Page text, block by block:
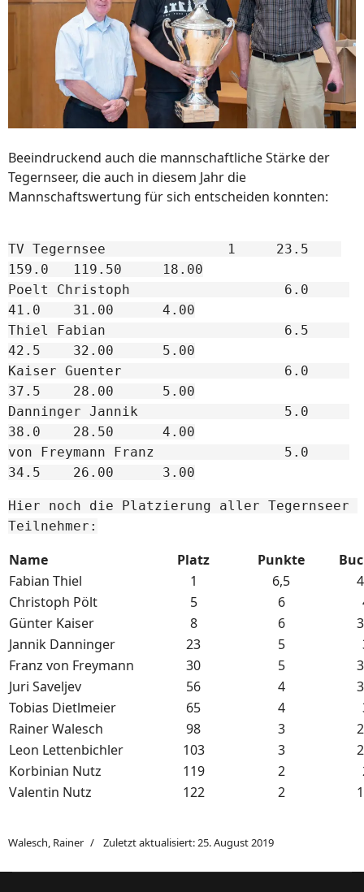
Beeindruckend auch die mannschaftliche Stärke der
Tegernseer, die auch in diesem Jahr die
Mannschaftswertung für sich entscheiden konnten:
TV Tegernsee               1     23.5
159.0   119.50     18.00
Poelt Christoph                   6.0
41.0    31.00      4.00
Thiel Fabian                      6.5
42.5    32.00      5.00
Kaiser Guenter                    6.0
37.5    28.00      5.00
Danninger Jannik                  5.0
38.0    28.50      4.00
von Freymann Franz                5.0
34.5    26.00      3.00
Hier noch die Platzierung aller Tegernseer
Teilnehmer:
Name Platz Punkte
Fabian Thiel
1 6,5
Christoph Pölt
5 6
Günter Kaiser
8 6
Jannik Danninger
23 5
Franz von Freymann
30 5
Juri Saveljev
56 4
Tobias Dietlmeier
65 4
Rainer Walesch
98 3
Leon Lettenbichler
103 3
Korbinian Nutz
119 2
Valentin Nutz
122 2
Walesch, Rainer Zuletzt aktualisiert: 25. August 2019